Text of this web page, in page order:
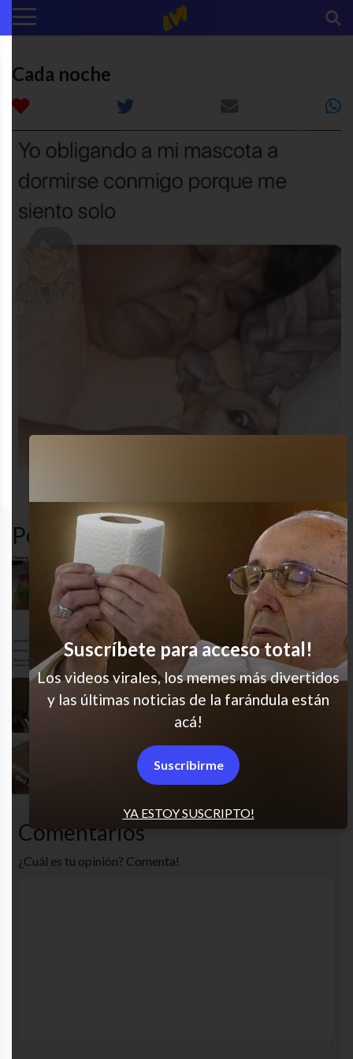
Cada noche
Popular en LVI
Ay eso dolió mucho
Quiero shorar
Está difícil
Ya basta, wey
Comentarios
¿Cuál es tu opinión? Comenta!
YA ESTOY SUSCRIPTO!
Suscríbete para acceso total!
Los videos virales, los memes más divertidos
y las últimas noticias de la farándula están
acá!
Suscribirme